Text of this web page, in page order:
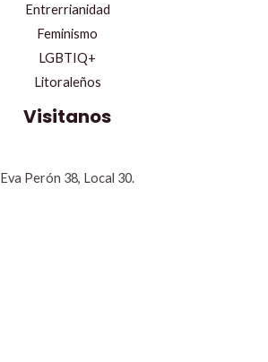
Entrerrianidad
Feminismo
LGBTIQ+
Litoraleños
Visitanos
Eva Perón 38, Local 30.